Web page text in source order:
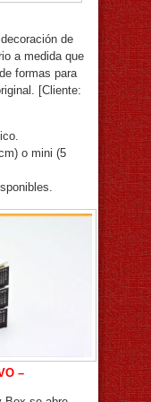
de
a medida que
formas para
[Cliente:
o mini (5
–